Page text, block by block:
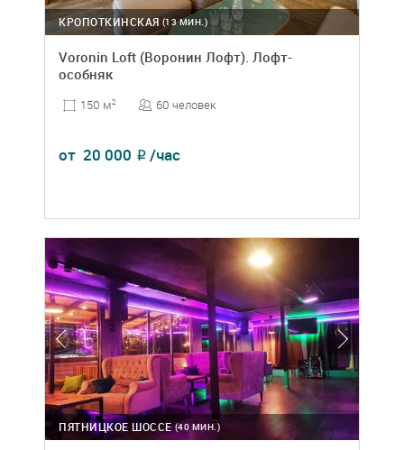
(13 МИН.)
КРОПОТКИНСКАЯ
Voronin Loft (Воронин Лофт). Лофт-
особняк
150 м2 60 человек
от 20 000 ₽ /час
(40 МИН.)
ПЯТНИЦКОЕ ШОССЕ